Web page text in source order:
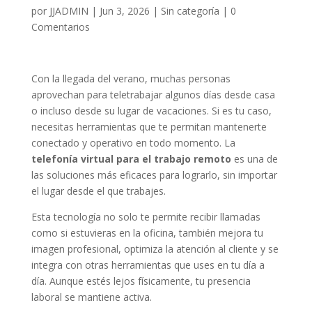
por JJADMIN | Jun 3, 2026 | Sin categoría | 0
Comentarios
Con la llegada del verano, muchas personas
aprovechan para teletrabajar algunos días desde casa
o incluso desde su lugar de vacaciones. Si es tu caso,
necesitas herramientas que te permitan mantenerte
conectado y operativo en todo momento. La
telefonía virtual para el trabajo remoto es una de
las soluciones más eficaces para lograrlo, sin importar
el lugar desde el que trabajes.
Esta tecnología no solo te permite recibir llamadas
como si estuvieras en la oficina, también mejora tu
imagen profesional, optimiza la atención al cliente y se
integra con otras herramientas que uses en tu día a
día. Aunque estés lejos físicamente, tu presencia
laboral se mantiene activa.